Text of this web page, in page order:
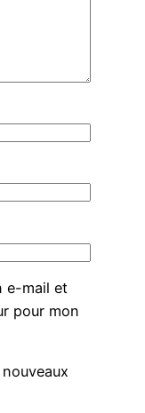
e-mail et
pour mon